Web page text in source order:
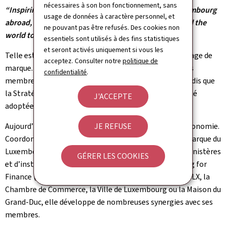
nécessaires à son bon fonctionnement, sans
usage de données à caractère personnel, et
ne pouvant pas être refusés. Des cookies non
essentiels sont utilisés à des fins statistiques
et seront activés uniquement si vous les
acceptez. Consulter notrepolitique de
confidentialité.
J'ACCEPTE
JE REFUSE
GÉRER LES COOKIES
“Inspiring, connecting all players and promoting Luxembourg
abroad, in order to bring Luxembourg to the world and the
world to Luxembourg.”
Telle est la mission de la Cellule de Promotion de l’image de
marque. Celle-ci est le résultat du groupe de travail des
membres du Comité organisé le 17 décembre 2019 tandis que
la Stratégie de la Promotion de l’image de marque a été
adoptée par le Conseil de gouvernement le 2 juin 2021.
Aujourd’hui, la Cellule opère depuis le Ministère de l’Economie.
Coordonnant le
Comitéde Promotion de l’image de marque du
Luxembourg, à présent composé d’une vingtaine de ministères
et d’institutions telles que Luxinnovation, Luxembourg for
Finance (LFF) et Luxembourg for Tourism(LFT), KulturLX, la
Chambre de Commerce, la Ville de Luxembourg ou la Maison du
Grand-Duc, elle développe de nombreuses synergies avec ses
membres.